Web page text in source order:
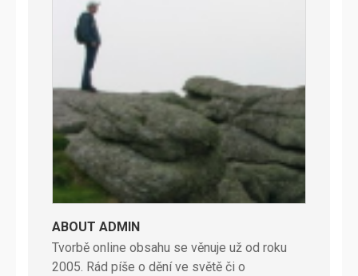
ABOUT ADMIN
Tvorbě online obsahu se věnuje už od roku
2005. Rád píše o dění ve světě či o